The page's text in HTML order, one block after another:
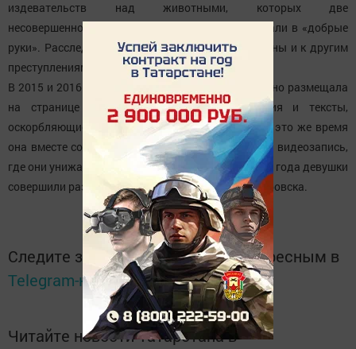
издевательств над животными, которых две
несовершеннолетние девушки из Хабаровска брали в «добрые
руки». Расследование показало, что они причастны и к другим
преступлениям.
В 2015 и 2016 годах одна из девушек неоднократно размещала
на странице в социальной сети изображения и тексты,
оскорбляющие чувства верующих. Кроме того, в это же время
она вместе со знакомым разместила в интернете видеозапись,
где они унижали бездомного. А 28 июля прошлого года девушки
совершили разбойное нападение на жителя Хабаровска.
Следите за самым важным и интересным в
Telegram-каналеТатмедиа
Читайте новости Татарстана в